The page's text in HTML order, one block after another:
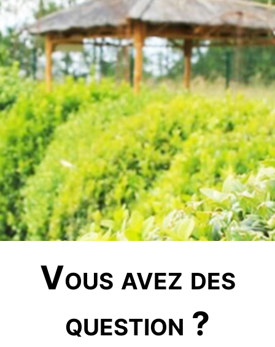
Vous avez des
question ?